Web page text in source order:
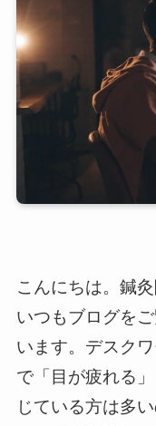
こんにちは。鍼
いつもブログを
います。デスク
で「目が疲れる
じている方は多